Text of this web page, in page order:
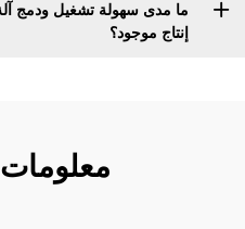
إنتاج موجود؟